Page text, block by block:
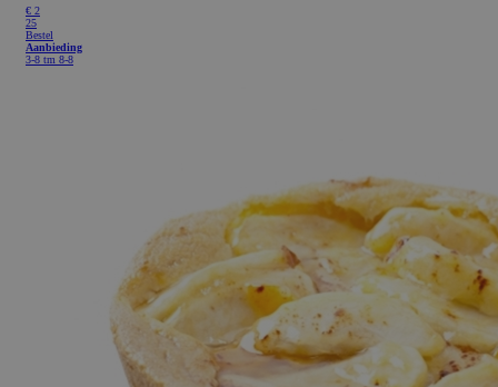
€ 2
25
Bestel
Aanbieding
3-8 tm 8-8